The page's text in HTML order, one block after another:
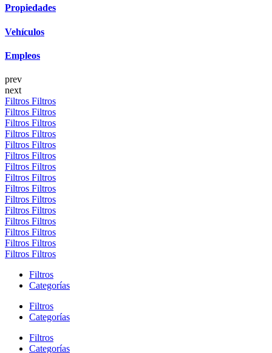
Propiedades
Vehículos
Empleos
prev
next
Filtros Filtros
Filtros Filtros
Filtros Filtros
Filtros Filtros
Filtros Filtros
Filtros Filtros
Filtros Filtros
Filtros Filtros
Filtros Filtros
Filtros Filtros
Filtros Filtros
Filtros Filtros
Filtros Filtros
Filtros Filtros
Filtros Filtros
Filtros
Categorías
Filtros
Categorías
Filtros
Categorías